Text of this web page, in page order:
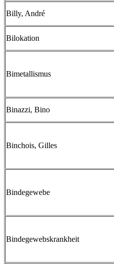
Billy, André
Bilokation
Bimetallismus
Binazzi, Bino
Binchois, Gilles
Bindegewebe
Bindegewebskrankheit